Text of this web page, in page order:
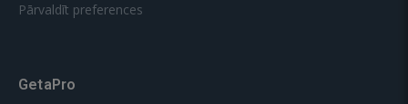
Pārvaldīt preferences
GetaPro